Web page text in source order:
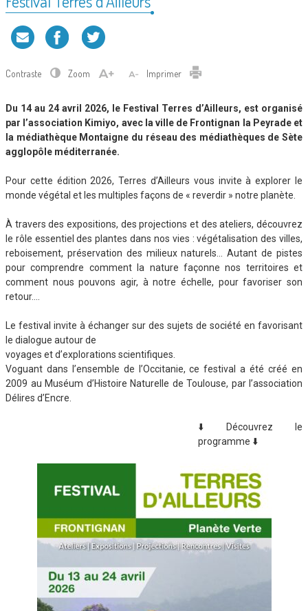
Contraste Zoom Imprimer
Du 14 au 24 avril 2026, le Festival Terres d’Ailleurs, est organisé
par l’association Kimiyo, avec la ville de Frontignan la Peyrade et
la médiathèque Montaigne du réseau des médiathèques de Sète
agglopôle méditerranée.
Pour cette édition 2026, Terres d’Ailleurs vous invite à explorer le
monde végétal et les multiples façons de « reverdir » notre planète.
À travers des expositions, des projections et des ateliers, découvrez
le rôle essentiel des plantes dans nos vies : végétalisation des villes,
reboisement, préservation des milieux naturels… Autant de pistes
pour comprendre comment la nature façonne nos territoires et
comment nous pouvons agir, à notre échelle, pour favoriser son
retour….
Le festival invite à échanger sur des sujets de société en favorisant
le dialogue autour de
voyages et d’explorations scientifiques.
Voguant dans l’ensemble de l’Occitanie, ce festival a été créé en
2009 au Muséum d’Histoire Naturelle de Toulouse, par l’association
Délires d’Encre.
⬇️ Découvrez le
programme ⬇️